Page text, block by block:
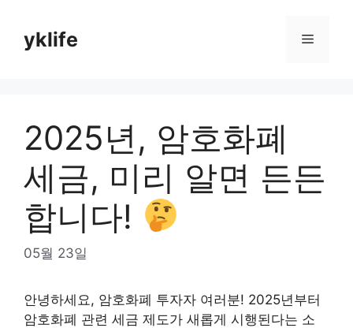
contentyklife Menu
2025년, 암호화폐
세금, 미리 알면 든든
합니다!
05월 23일
안녕하세요, 암호화폐 투자자 여러분! 2025년부터
암호화폐 관련 세금 제도가 새롭게 시행된다는 소